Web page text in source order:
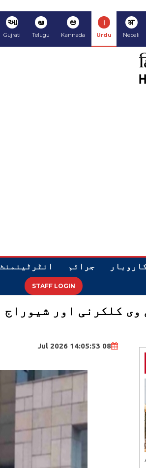
अ
Nepali
ا
Urdu
ಆ
Kannada
ఆ
Telugu
આ
Gujrati
جرائم
STAFF LOGIN
08 Jul 2026 14:05:53